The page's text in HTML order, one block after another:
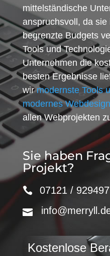
mittelständische
anspruchsvoll, da
begrenzte Budgets
Tools und
Unternehmen die
besten Ergebnisse
wirmodernste Tools
modernes Webdesign
allen Webprojekten
Sie haben
Projekt?
07121 /
Kostenlose